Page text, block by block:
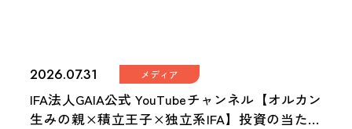
2026.07.31 メディア
IFA法人GAIA公式 YouTubeチャンネル【オルカン
生みの親×積立王子×独立系IFA】投資の当たり